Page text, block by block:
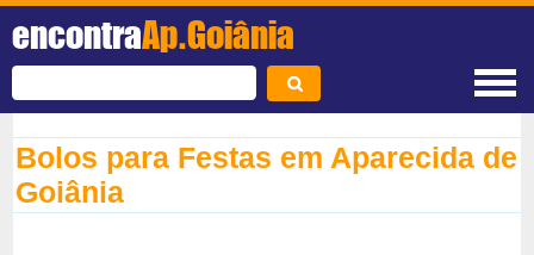
encontraAp.Goiânia
Bolos para Festas em Aparecida de
Goiânia